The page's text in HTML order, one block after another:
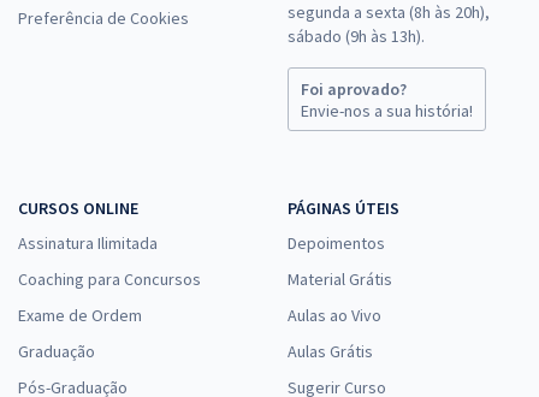
Preferência de Cookies
segunda a sexta (8h às 20h),
sábado (9h às 13h).
Foi aprovado?
Envie-nos a sua história!
CURSOS ONLINE
Assinatura Ilimitada
Coaching para Concursos
Exame de Ordem
Graduação
Pós-Graduação
PÁGINAS ÚTEIS
Depoimentos
Material Grátis
Aulas ao Vivo
Aulas Grátis
Sugerir Curso